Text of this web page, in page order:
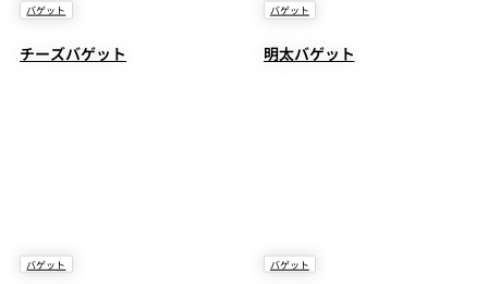
バゲット
チーズバゲット
バゲット
明太バゲット
バゲット バゲット